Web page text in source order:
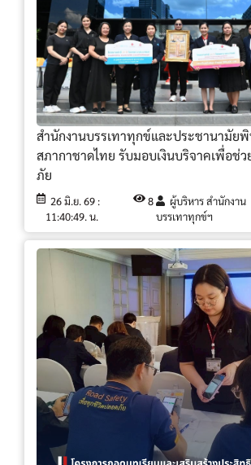
สำนักงานบรรเทาทุกข์และประชานามัย
สภากาชาดไทย รับมอบเงินบริจาคเพื่อช่
ภัย
26 มิ.ย. 69 :
11:40:49. น.
8
ผู้บริหาร สำนักงาน
บรรเทาทุกข์ฯ